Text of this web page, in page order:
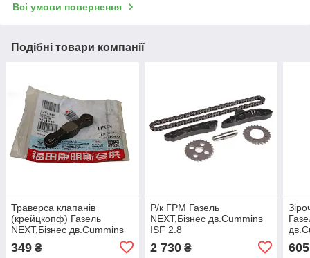
Всі умови повернення
Подібні товари компанії
Траверса клапанів
(крейцкопф) Газель
NEXT,Бізнес дв.Cummins
(перемичка) (покупн. ГАЗ)
349 ₴
Р/к ГРМ Газель
NEXT,Бізнес дв.Cummins
ISF 2.8
(зірки+ланцюг+гідронат.+заспок.)
Cummins Investmen Р/К
2 730₴ 605